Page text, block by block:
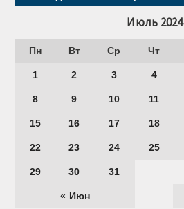
Июль 2024
Пн Вт Ср Чт
« Июн
1 2 3 4
8 9 10 11
15 16 17 18
22 23 24 25
29 30 31